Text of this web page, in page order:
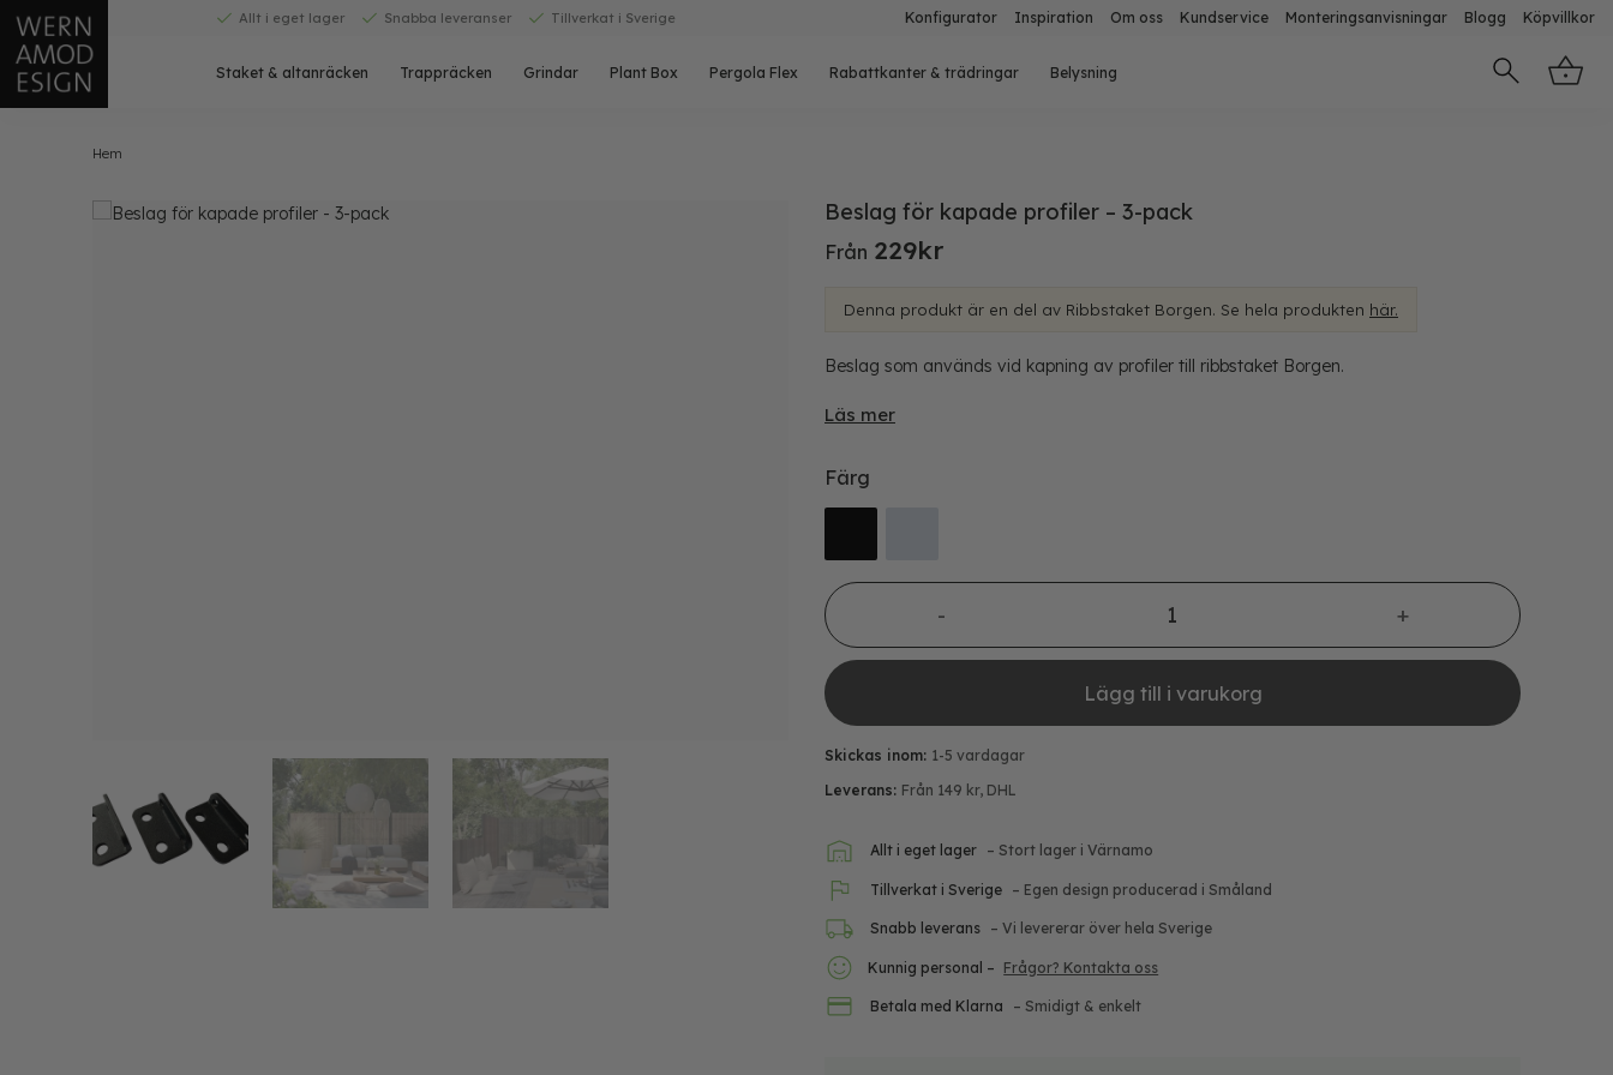
Skip
content
Allt i eget lager Snabba leveranser Tillverkat i Sverige Konfigurator Inspiration Om oss Kundservice Monteringsanvisningar Blogg Köpvillkor
Staket & altanräcken Trappräcken Grindar Plant Box Pergola Flex Rabattkanter & trädringar Belysning
Hem
Beslag för kapade profiler – 3-pack
Från 229kr
Denna produkt är en del av Ribbstaket Borgen. Se hela produkten här.
Beslag som används vid kapning av profiler till ribbstaket Borgen.
Läs mer
Färg
Beslag för kapade profiler - 3-pack mängd
Lägg till i varukorg
Skickas inom: 1-5 vardagar
Leverans: Från 149 kr, DHL
Allt i eget lager – Stort lager i Värnamo
Tillverkat i Sverige – Egen design producerad i Småland
Snabb leverans – Vi levererar över hela Sverige
Kunnig personal – Frågor? Kontakta oss
Betala med Klarna – Smidigt & enkelt